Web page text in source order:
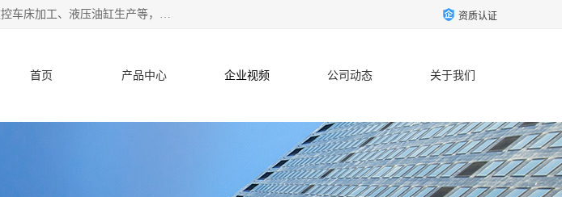
盐城哈特机械有限公司是一家非标油缸厂家，主营业务：非标液压油缸、汽车尾板油缸、cnc数控车床加工、液压油缸生产等，公司已通过了 ISO9000 质、量管理体系认证和 ISO14001、环境管理体系认证,力求成为一家以技术实力著称的多元化机械制造企业。 资质认证
首页 产品中心 企业视频 公司动态 关于我们